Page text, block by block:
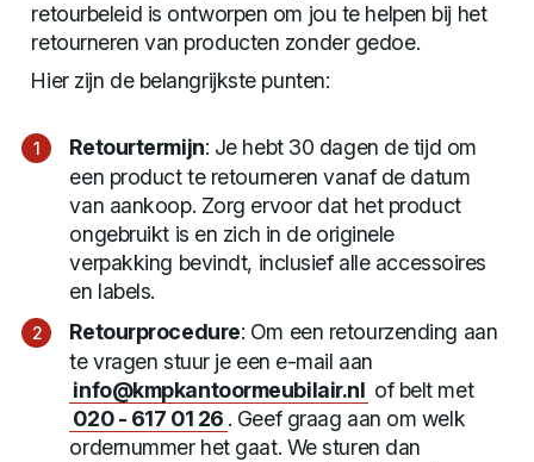
retourbeleid is ontworpen om jou te helpen bij het
retourneren van producten zonder gedoe.
Hier zijn de belangrijkste punten:
Retourtermijn: Je hebt 30 dagen de tijd om
een product te retourneren vanaf de datum
van aankoop. Zorg ervoor dat het product
ongebruikt is en zich in de originele
verpakking bevindt, inclusief alle accessoires
en labels.
Retourprocedure: Om een retourzending aan
te vragen stuur je een e-mail aan
info@kmpkantoormeubilair.nl of belt met
020 - 617 01 26 . Geef graag aan om welk
ordernummer het gaat. We sturen dan